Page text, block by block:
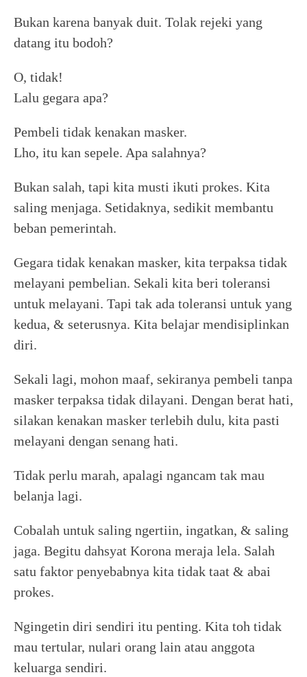
Bukan karena banyak duit. Tolak rejeki yang
datang itu bodoh?
O, tidak!
Lalu gegara apa?
Pembeli tidak kenakan masker.
Lho, itu kan sepele. Apa salahnya?
Bukan salah, tapi kita musti ikuti prokes. Kita
saling menjaga. Setidaknya, sedikit membantu
beban pemerintah.
Gegara tidak kenakan masker, kita terpaksa tidak
melayani pembelian. Sekali kita beri toleransi
untuk melayani. Tapi tak ada toleransi untuk yang
kedua, & seterusnya. Kita belajar mendisiplinkan
diri.
Sekali lagi, mohon maaf, sekiranya pembeli tanpa
masker terpaksa tidak dilayani. Dengan berat hati,
silakan kenakan masker terlebih dulu, kita pasti
melayani dengan senang hati.
Tidak perlu marah, apalagi ngancam tak mau
belanja lagi.
Cobalah untuk saling ngertiin, ingatkan, & saling
jaga. Begitu dahsyat Korona meraja lela. Salah
satu faktor penyebabnya kita tidak taat & abai
prokes.
Ngingetin diri sendiri itu penting. Kita toh tidak
mau tertular, nulari orang lain atau anggota
keluarga sendiri.